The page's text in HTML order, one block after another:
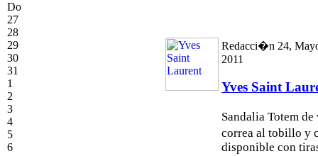
Do
27
28
29
30
31
1
2
3
4
5
6
Redacci�n 24,
2011
Yves Saint
Sandalia Totem
correa al tobillo y
disponible con